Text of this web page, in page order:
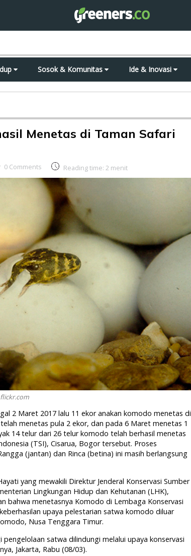
Sosok & Komunitas Ide & Inovasi
Menetas di Taman Safari
0 Comments Reading time: 2 menit
2 Maret 2017 lalu 11 ekor anakan komodo menetas di
menetas pula 2 ekor, dan pada 6 Maret menetas 1
14 telur dari 26 telur komodo telah berhasil menetas
(TSI), Cisarua, Bogor tersebut. Proses
(jantan) dan Rinca (betina) ini masih berlangsung
yang mewakili Direktur Jenderal Konservasi Sumber
Lingkungan Hidup dan Kehutanan (LHK),
bahwa menetasnya Komodo di Lembaga Konservasi
upaya pelestarian satwa komodo diluar
Nusa Tenggara Timur.
satwa dilindungi melalui upaya konservasi
Jakarta, Rabu (08/03).